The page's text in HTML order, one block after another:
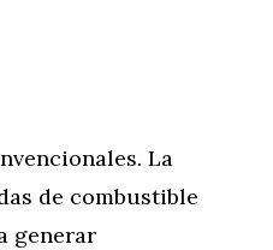
La
de combustible
generar